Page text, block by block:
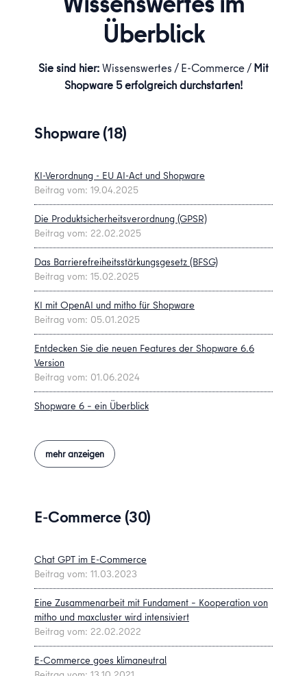
Überblick
Sie sind hier:Wissenswertes /E-Commerce /Mit
Shopware 5 erfolgreich durchstarten!
Shopware (18)
KI-Verordnung - EU AI-Act und Shopware
Beitrag vom: 19.04.2025
Die Produktsicherheitsverordnung (GPSR)
Beitrag vom: 22.02.2025
Das Barrierefreiheitsstärkungsgesetz (BFSG)
Beitrag vom: 15.02.2025
KI mit OpenAI und mitho für Shopware
Beitrag vom: 05.01.2025
Entdecken Sie die neuen Features der Shopware 6.6
Version
Beitrag vom: 01.06.2024
Shopware 6 – ein Überblick
Als Onlinehändler erfolgreich: eigener Onlineshop statt
Marktplatz
Shopware - Bilder in Dokumente Fehlen
Beitrag vom: 12.08.2022
Beitrag vom: 04.09.2020
Shopware Progressive Web App
Beitrag vom: 24.07.2020
Shopware Cloud-Lösung
Beitrag vom: 24.07.2020
mehr anzeigen
E-Commerce (30)
Chat GPT im E-Commerce
Beitrag vom: 11.03.2023
Eine Zusammenarbeit mit Fundament – Kooperation von
mitho und maxcluster wird intensiviert
Beitrag vom: 22.02.2022
E-Commerce goes klimaneutral